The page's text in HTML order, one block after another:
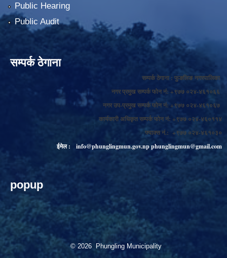
Public Hearing
Public Audit
सम्पर्क ठेगाना
सम्पर्क ठेगाना : फुङलिङ नगरपालिका
नगर प्रमुख सम्पर्क फोन नं: +९७७ ०२४-४६१०६६
नगर उप-प्रमुख सम्पर्क फोन नं: +९७७ ०२४-४६१०६७
कार्यकारी अधिकृत सम्पर्क फोन नं: +९७७ ०२४-४६०११४
फ्याक्स नं.: +९७७ ०२४-४६१०३०
ईमेल :
info@phunglingmun.gov.npphunglingmun@gmail.com
popup
© 2026 Phungling Municipality